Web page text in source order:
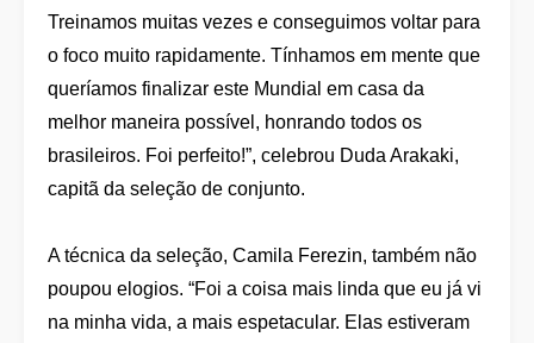
Treinamos muitas vezes e conseguimos voltar para
o foco muito rapidamente. Tínhamos em mente que
queríamos finalizar este Mundial em casa da
melhor maneira possível, honrando todos os
brasileiros. Foi perfeito!”, celebrou Duda Arakaki,
capitã da seleção de conjunto.
A técnica da seleção, Camila Ferezin, também não
poupou elogios. “Foi a coisa mais linda que eu já vi
na minha vida, a mais espetacular. Elas estiveram